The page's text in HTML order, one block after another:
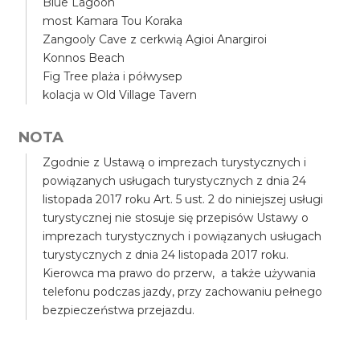
most Kamara Tou Koraka
Zangooly Cave z cerkwią Agioi Anargiroi
Konnos Beach
Fig Tree plaża i półwysep
kolacja w Old Village Tavern
NOTA
Zgodnie z Ustawą o imprezach turystycznych i
powiązanych usługach turystycznych z dnia 24
listopada 2017 roku Art. 5 ust. 2 do niniejszej usługi
turystycznej nie stosuje się przepisów Ustawy o
imprezach turystycznych i powiązanych usługach
turystycznych z dnia 24 listopada 2017 roku.
Kierowca ma prawo do przerw, a także używania
telefonu podczas jazdy, przy zachowaniu pełnego
bezpieczeństwa przejazdu.